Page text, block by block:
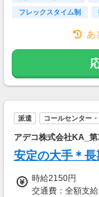
＝日収1万3600円
＼ 月収例♪ ／
￣￣￣￣￣￣￣￣
日収1万3600円×
＝月収29万9200
※上記目安金額と
◎
「スキマ時間で
という方も大歓迎
フレックスタイム制
あ
派遣 コールセンター
アデコ株式会社KA_
安定の大手＊長
時給2150円
交通費：全額支給